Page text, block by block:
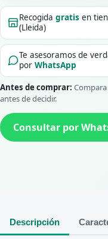
Recogidagratis en
(Lleida)
Te asesoramos de
porWhatsApp
Antes de comprar:
antes de decidir.
Consultar por
Descripción